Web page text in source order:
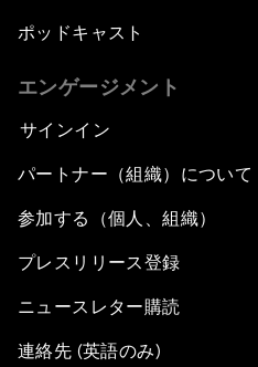
ポッドキャスト
エンゲージメント
サインイン
パートナー（組織）について
参加する（個人、組織）
プレスリリース登録
ニュースレター購読
連絡先 (英語のみ)